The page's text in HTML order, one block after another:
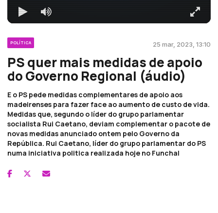
POLÍTICA 25 mar, 2023, 13:10
PS quer mais medidas de apoio
do Governo Regional (áudio)
E o PS pede medidas complementares de apoio aos
madeirenses para fazer face ao aumento de custo de vida.
Medidas que, segundo o líder do grupo parlamentar
socialista Rui Caetano, deviam complementar o pacote de
novas medidas anunciado ontem pelo Governo da
República. Rui Caetano, líder do grupo parlamentar do PS
numa iniciativa politica realizada hoje no Funchal